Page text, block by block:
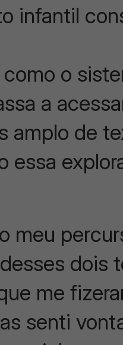
infantil
o
a
amplo de
essa
meu
dois
me
senti